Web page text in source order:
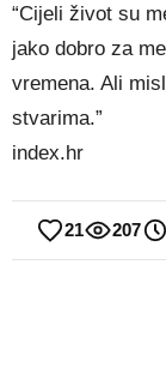
“Cijeli život su
jako dobro za
vremena. Ali
stvarima.”
index.hr
21 207